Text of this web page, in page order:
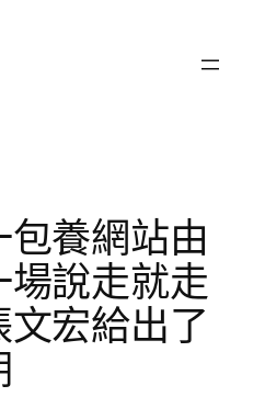
養網站由
說走就走
宏給出了